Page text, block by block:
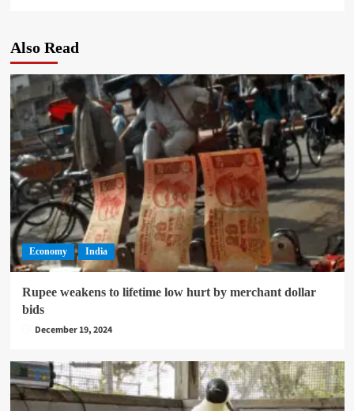
Also Read
Economy India
Rupee weakens to lifetime low hurt by merchant dollar
bids
December 19, 2024